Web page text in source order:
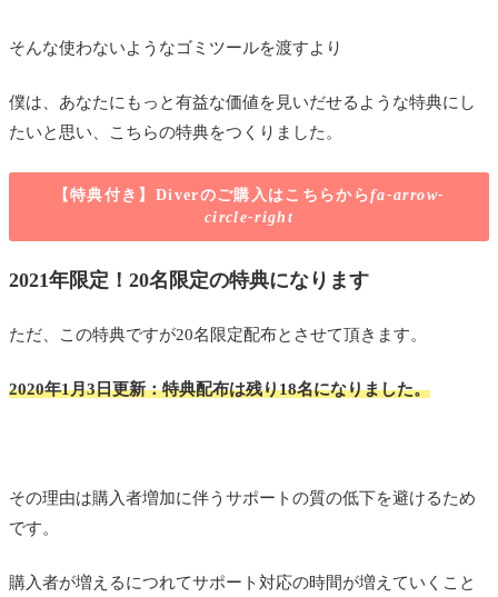
そんな使わないようなゴミツールを渡すより
僕は、あなたにもっと有益な価値を見いだせるような特典にし
たいと思い、こちらの特典をつくりました。
【特典付き】Diverのご購入はこちらからfa-arrow-
circle-right
2021年限定！20名限定の特典になります
ただ、この特典ですが20名限定配布とさせて頂きます。
2020年1月3日更新：特典配布は残り18名になりました。
その理由は購入者増加に伴うサポートの質の低下を避けるため
です。
購入者が増えるにつれてサポート対応の時間が増えていくこと